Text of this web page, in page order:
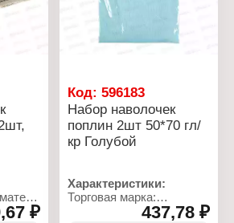
₽
Код:596183
Набор наволочек
поплин 2шт 50*70 гл/
кр Голубой
Характеристики:
Торговая марка:
437,78 ₽